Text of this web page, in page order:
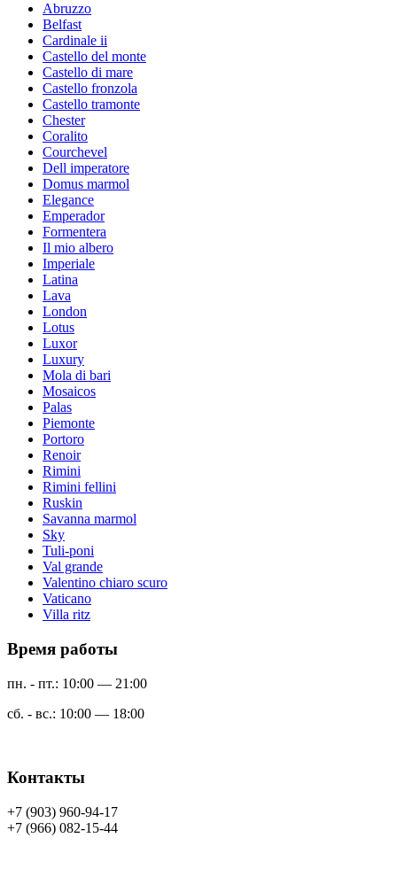
Abruzzo
Belfast
Cardinale ii
Castello del monte
Castello di mare
Castello fronzola
Castello tramonte
Chester
Coralito
Courchevel
Dell imperatore
Domus marmol
Elegance
Emperador
Formentera
Il mio albero
Imperiale
Latina
Lava
London
Lotus
Luxor
Luxury
Mola di bari
Mosaicos
Palas
Piemonte
Portoro
Renoir
Rimini
Rimini fellini
Ruskin
Savanna marmol
Sky
Tuli-poni
Val grande
Valentino chiaro scuro
Vaticano
Villa ritz
Время работы
пн. - пт.: 10:00 — 21:00
сб. - вс.: 10:00 — 18:00
Контакты
+7 (903) 960-94-17
+7 (966) 082-15-44